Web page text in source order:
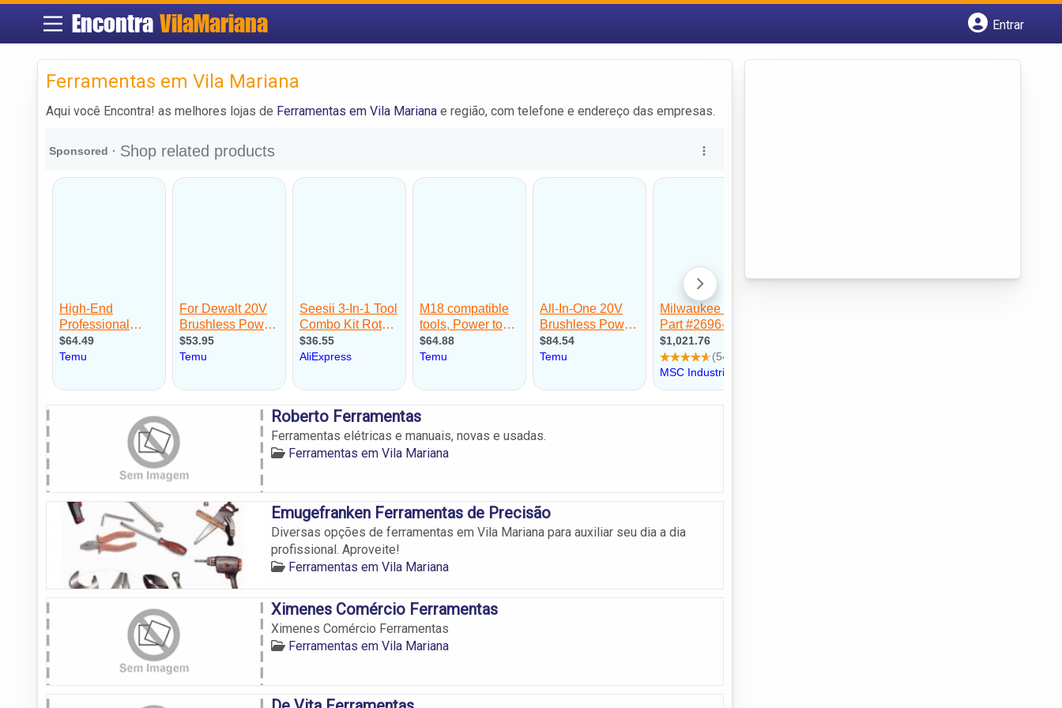
Encontra VilaMariana
Entrar
Ferramentas em Vila Mariana
Aqui você Encontra! as melhores lojas de Ferramentas em Vila Mariana e região, com telefone e endereço das empresas.
Roberto Ferramentas
Ferramentas elétricas e manuais, novas e usadas.
Ferramentas em Vila Mariana
Emugefranken Ferramentas de Precisão
Diversas opções de ferramentas em Vila Mariana para auxiliar seu dia a dia
profissional. Aproveite!
Ferramentas em Vila Mariana
Ximenes Comércio Ferramentas
Ximenes Comércio Ferramentas
Ferramentas em Vila Mariana